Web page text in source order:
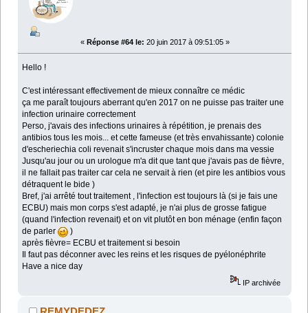
« Réponse #64 le: 20 juin 2017 à 09:51:05 »
Hello !
C'est intéressant effectivement de mieux connaître ce médic
ça me paraît toujours aberrant qu'en 2017 on ne puisse pas traiter une
infection urinaire correctement
Perso, j'avais des infections urinaires à répétition, je prenais des
antibios tous les mois... et cette fameuse (et très envahissante) colonie
d'escheriechia coli revenait s'incruster chaque mois dans ma vessie
Jusqu'au jour ou un urologue m'a dit que tant que j'avais pas de fièvre,
il ne fallait pas traiter car cela ne servait à rien (et pire les antibios vous
détraquent le bide )
Bref, j'ai arrêté tout traitement , l'infection est toujours là (si je fais une
ECBU) mais mon corps s'est adapté, je n'ai plus de grosse fatigue
(quand l'infection revenait) et on vit plutôt en bon ménage (enfin façon
de parler
)
après fièvre= ECBU et traitement si besoin
Il faut pas déconner avec les reins et les risques de pyélonéphrite
Have a nice day
IP archivée